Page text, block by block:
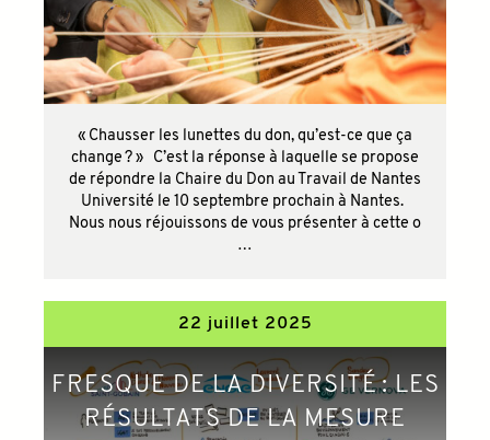
« Chausser les lunettes du don, qu’est-ce que ça
change ? » C’est la réponse à laquelle se propose
de répondre la Chaire du Don au Travail de Nantes
Université le 10 septembre prochain à Nantes.
Nous nous réjouissons de vous présenter à cette o
…
22 juillet 2025
FRESQUE DE LA DIVERSITÉ : LES
RÉSULTATS DE LA MESURE